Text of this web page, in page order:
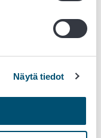
Näytä tiedot
kriittiset rajat
olla esimerkiksi
joissa
ja